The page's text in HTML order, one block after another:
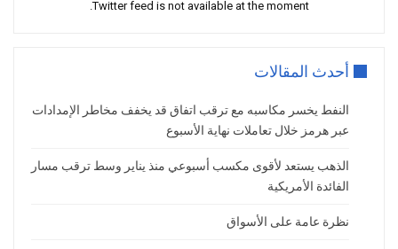
Twitter feed is not available at the moment.
أحدث المقالات
النفط يخسر مكاسبه مع ترقب اتفاق قد يخفف مخاطر الإمدادات
عبر هرمز خلال تعاملات نهاية الأسبوع
الذهب يستعد لأقوى مكسب أسبوعي منذ يناير وسط ترقب مسار
الفائدة الأمريكية
نظرة عامة على الأسواق